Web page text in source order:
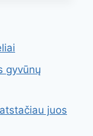
gyvūnų
juos